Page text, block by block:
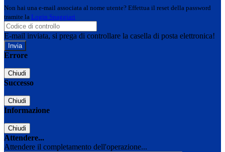
Non hai una e-mail associata al nome utente? Effettua il reset della password
tramite la Login Spaggiari
E-mail inviata, si prega di controllare la casella di posta elettronica!
Errore
Chiudi
Successo
Chiudi
Informazione
Chiudi
Attendere...
Attendere il completamento dell'operazione...